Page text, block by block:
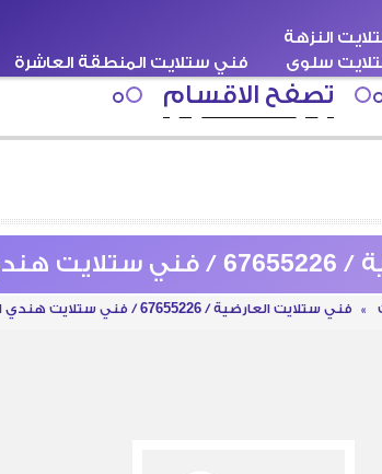
النزهة
سلوى
فني ستلايت المنطقة العاشرة
كرين ونش فني ستلايت هندي
تصفح الاقسام
» فني ستلايت العارضية / 67655226 / فني ستلايت هندي العارضية